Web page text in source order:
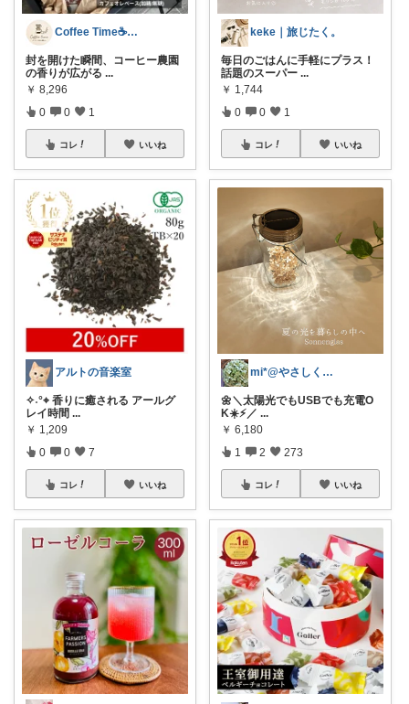
Coffee Time☕️いいもの研究
封を開けた瞬間、コーヒー農園
の香りが広がる ...
￥ 8,296
0 0 1
コレ いいね
アルトの音楽室
✧˖°⌖ 香りに癒される アールグ
レイ時間 ...
￥ 1,209
0 0 7
コレ いいね
keke｜旅じたく。
毎日のごはんに手軽にプラス！
話題のスーパー ...
￥ 1,744
0 0 1
コレ いいね
mi*@やさしく整う暮らし
🌼＼太陽光でもUSBでも充電O
K☀️⚡️／ ...
￥ 6,180
1 2 273
コレ いいね